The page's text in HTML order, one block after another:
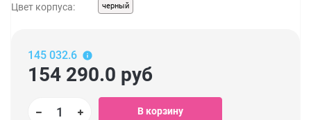
Цвет корпуса: черный
145 032.6
154 290.0 руб
В корзину